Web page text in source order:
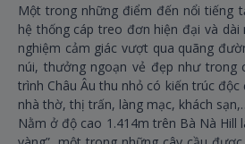
Một trong những điểm đến nổi tiếng
hệ thống cáp treo đơn hiện đại và
nghiệm cảm giác vượt qua quãng
núi, thưởng ngoạn vẻ đẹp như trong
trình Châu Âu thu nhỏ có kiến trúc
nhà thờ, thị trấn, làng mạc, khách
Nằm ở độ cao 1.414m trên Bà Nà Hill